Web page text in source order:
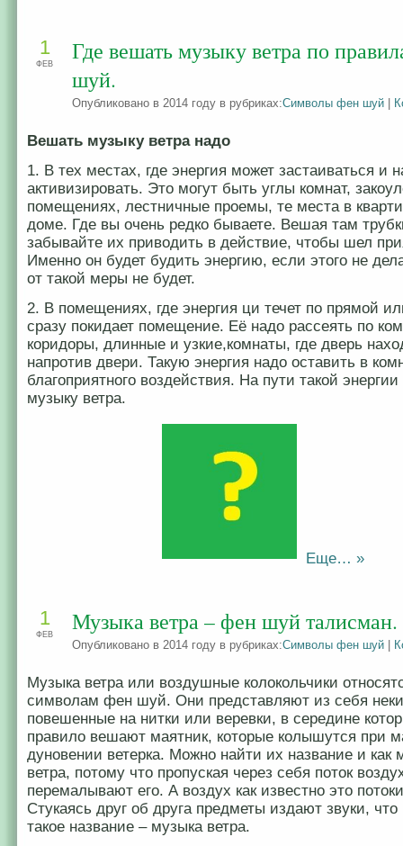
Где вешать музыку ветра по
шуй.
Опубликовано в 2014 году в рубриках:Символы фен шуй
1
ФЕВ
Вешать музыку ветра надо
1. В тех местах, где энергия может застаиваться и
активизировать. Это могут быть углы комнат,
помещениях, лестничные проемы, те места в
доме. Где вы очень редко бываете. Вешая там
забывайте их приводить в действие, чтобы шел
Именно он будет будить энергию, если этого не
от такой меры не будет.
2. В помещениях, где энергия ци течет по прямой
сразу покидает помещение. Её надо рассеять по
коридоры, длинные и узкие,комнаты, где дверь
напротив двери. Такую энергия надо оставить в
благоприятного воздействия. На пути такой
музыку ветра.
Еще… »
Музыка ветра – фен шуй талисман.
Опубликовано в 2014 году в рубриках:Символы фен шуй
1
ФЕВ
Музыка ветра или воздушные колокольчики
символам фен шуй. Они представляют из себя
повешенные на нитки или веревки, в середине
правило вешают маятник, которые колышутся при
дуновении ветерка. Можно найти их название и как
ветра, потому что пропуская через себя поток
перемалывают его. А воздух как известно это
Стукаясь друг об друга предметы издают звуки,
такое название – музыка ветра.